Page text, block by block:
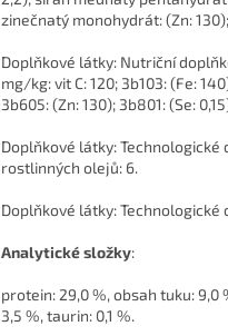
zinečnatý monohydrát: (Zn:
Doplňkové látky: Nutriční
mg/kg: vit C: 120; 3b103: (Fe:
3b605: (Zn: 130); 3b801: (Se:
Doplňkové látky:
rostlinných olejů: 6.
Doplňkové látky: Technologické
Analytické složky:
protein: 29,0 %, obsah tuku:
3,5 %, taurin: 0,1 %.